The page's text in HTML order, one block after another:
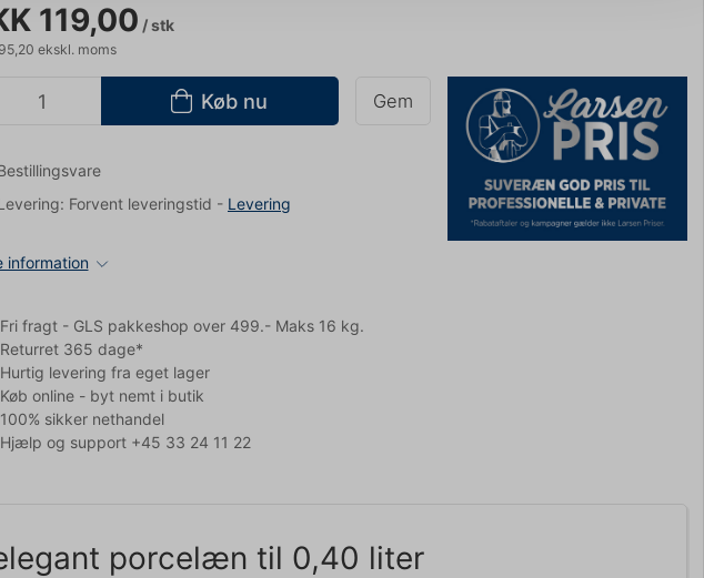
119,00 / stk
ekskl. moms
Køb nu Gem
Forvent leveringstid - Levering
information
Fri fragt - GLS pakkeshop over 499.- Maks 16 kg.
Returret 365 dage*
Hurtig levering fra eget lager
Køb online - byt nemt i butik
100% sikker nethandel
Hjælp og support +45 33 24 11 22
porcelæn til 0,40 liter